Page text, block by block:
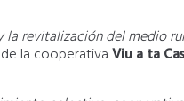
la revitalización del medio
la cooperativaViu a ta